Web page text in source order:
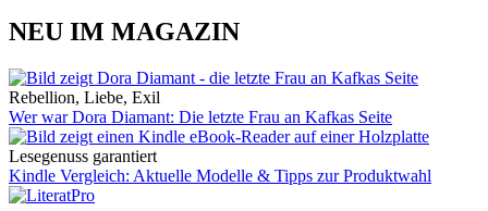
NEU IM MAGAZIN
Rebellion, Liebe, Exil
Wer war Dora Diamant: Die letzte Frau an Kafkas Seite
Lesegenuss garantiert
Kindle Vergleich: Aktuelle Modelle & Tipps zur Produktwahl